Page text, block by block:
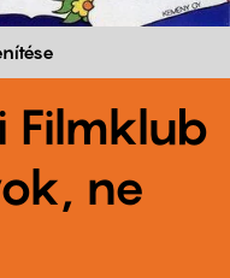
Filmklub
ne